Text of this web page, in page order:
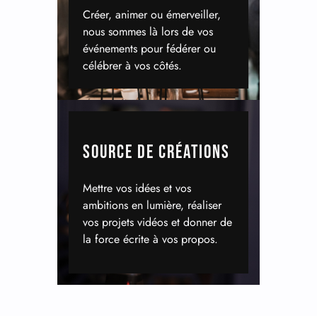
Créer, animer ou émerveiller,
nous sommes là lors de vos
événements pour fédérer ou
célébrer à vos côtés.
SOURCE DE CRÉATIONS
Mettre vos idées et vos
ambitions en lumière, réaliser
vos projets vidéos et donner de
la force écrite à vos propos.